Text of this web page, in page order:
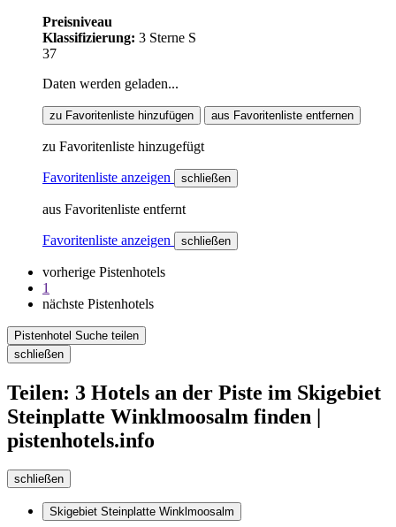
Preisniveau
Klassifizierung: 3 Sterne S
37
Daten werden geladen...
zu Favoritenliste hinzufügen aus Favoritenliste entfernen
zu Favoritenliste hinzugefügt
Favoritenliste anzeigen schließen
aus Favoritenliste entfernt
Favoritenliste anzeigen schließen
vorherige Pistenhotels
1
nächste Pistenhotels
Pistenhotel Suche teilen
schließen
Teilen: 3 Hotels an der Piste im Skigebiet
Steinplatte Winklmoosalm finden |
pistenhotels.info
schließen
Skigebiet Steinplatte Winklmoosalm